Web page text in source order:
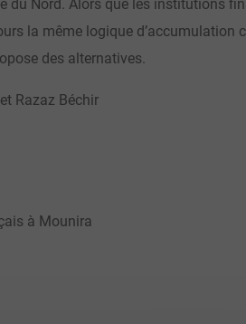
du Nord. Alors que les institutions
la même logique
des alternatives.
Razaz Béchir
à Mounira